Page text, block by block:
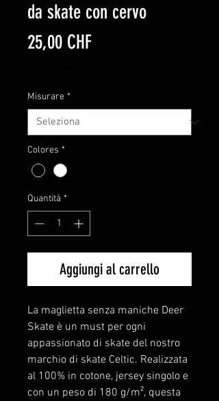
da skate con cervo
25,00 CHF
Misurare *
Colores *
Quantità *
Aggiungi al carrello
La maglietta senza maniche Deer
Skate è un must per ogni
appassionato di skate del nostro
marchio di skate Celtic. Realizzata
al 100% in cotone, jersey singolo e
con un peso di 180 g/m², questa